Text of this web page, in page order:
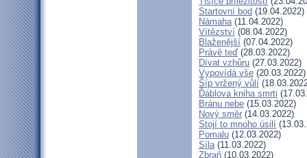
Startovní bod (19.04.2022)
Námaha(11.04.2022)
Vítězství (08.04.2022)
Blaženější (07.04.2022)
Právě teď (28.03.2022)
Dívat vzhůru (27.03.2022)
Vypovídá vše (20.03.2022)
Šíp vržený vůlí
Ďáblova kniha smrti
Bránu nebe (15.03.2022)
Nový směr (14.03.2022)
Stojí to mnoho úsilí
Pomalu (12.03.2022)
Síla(11.03.2022)
Zbraň (10.03.2022)